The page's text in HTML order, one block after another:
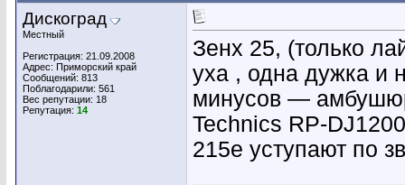
Дискоград
Местный
Регистрация: 21.09.2008
Адрес: Приморский край
Сообщений: 813
Поблагодарили: 561
Вес репутации: 18
Репутация: 14
Зенх 25, (только
уха , одна дужка и
минусов —
Technics RP-
215е уступают по